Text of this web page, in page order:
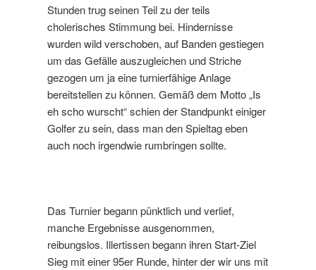
Stunden trug seinen Teil zu der teils
cholerisches Stimmung bei. Hindernisse
wurden wild verschoben, auf Banden gestiegen
um das Gefälle auszugleichen und Striche
gezogen um ja eine turnierfähige Anlage
bereitstellen zu können. Gemäß dem Motto „Is
eh scho wurscht“ schien der Standpunkt einiger
Golfer zu sein, dass man den Spieltag eben
auch noch irgendwie rumbringen sollte.
Das Turnier begann pünktlich und verlief,
manche Ergebnisse ausgenommen,
reibungslos. Illertissen begann ihren Start-Ziel
Sieg mit einer 95er Runde, hinter der wir uns mit